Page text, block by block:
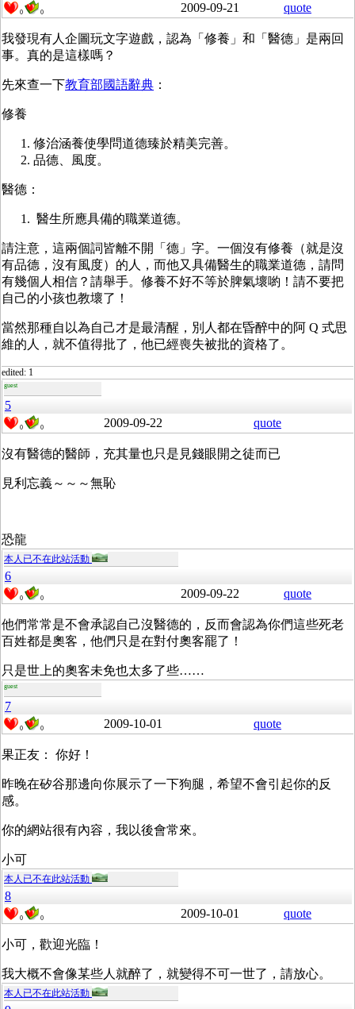
0 0 2009-09-21 quote
我發現有人企圖玩文字遊戲，認為「修養」和「醫德」是兩回
事。真的是這樣嗎？
先來查一下教育部國語辭典 ：
修養
修治涵養使學問道德臻於精美完善。
品德、風度。
醫德：
醫生所應具備的職業道德。
請注意，這兩個詞皆離不開「德」字。一個沒有修養（就是沒
有品德，沒有風度）的人，而他又具備醫生的職業道德，請問
有幾個人相信？請舉手。修養不好不等於脾氣壞喲！請不要把
自己的小孩也教壞了！
當然那種自以為自己才是最清醒，別人都在昏醉中的阿 Q 式思
維的人，就不值得批了，他已經喪失被批的資格了。
edited: 1
guest
5
0 0 2009-09-22 quote
沒有醫德的醫師，充其量也只是見錢眼開之徒而已
見利忘義～～～無恥
恐龍
本人已不在此站活動
6
0 0 2009-09-22 quote
他們常常是不會承認自己沒醫德的，反而會認為你們這些死老
百姓都是奧客，他們只是在對付奧客罷了！
只是世上的奧客未免也太多了些……
guest
7
0 0 2009-10-01 quote
果正友： 你好！
昨晚在矽谷那邊向你展示了一下狗腿，希望不會引起你的反
感。
你的網站很有內容，我以後會常來。
小可
本人已不在此站活動
8
0 0 2009-10-01 quote
小可，歡迎光臨！
我大概不會像某些人就醉了，就變得不可一世了，請放心。
本人已不在此站活動